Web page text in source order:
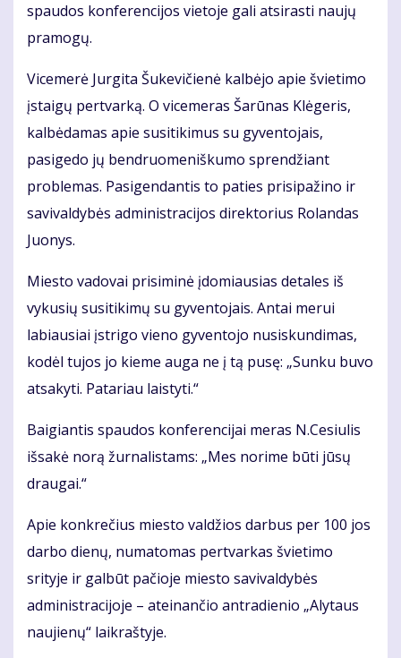
spaudos konferencijos vietoje gali atsirasti naujų
pramogų.
Vicemerė Jurgita Šukevičienė kalbėjo apie švietimo
įstaigų pertvarką. O vicemeras Šarūnas Klėgeris,
kalbėdamas apie susitikimus su gyventojais,
pasigedo jų bendruomeniškumo sprendžiant
problemas. Pasigendantis to paties prisipažino ir
savivaldybės administracijos direktorius Rolandas
Juonys.
Miesto vadovai prisiminė įdomiausias detales iš
vykusių susitikimų su gyventojais. Antai merui
labiausiai įstrigo vieno gyventojo nusiskundimas,
kodėl tujos jo kieme auga ne į tą pusę: „Sunku buvo
atsakyti. Patariau laistyti.“
Baigiantis spaudos konferencijai meras N.Cesiulis
išsakė norą žurnalistams: „Mes norime būti jūsų
draugai.“
Apie konkrečius miesto valdžios darbus per 100 jos
darbo dienų, numatomas pertvarkas švietimo
srityje ir galbūt pačioje miesto savivaldybės
administracijoje – ateinančio antradienio „Alytaus
naujienų“ laikraštyje.